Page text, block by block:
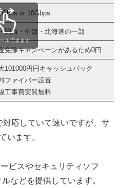
or 10Gbps
関西・中部・北海道の一部
免除キャンペーンがあるため0円
101000円円キャッシュバック
ファイバー設置
工事費実質無料
ルできます
応していて速いですが、サ
います。
ビスやセキュリティソフ
などを提供しています。